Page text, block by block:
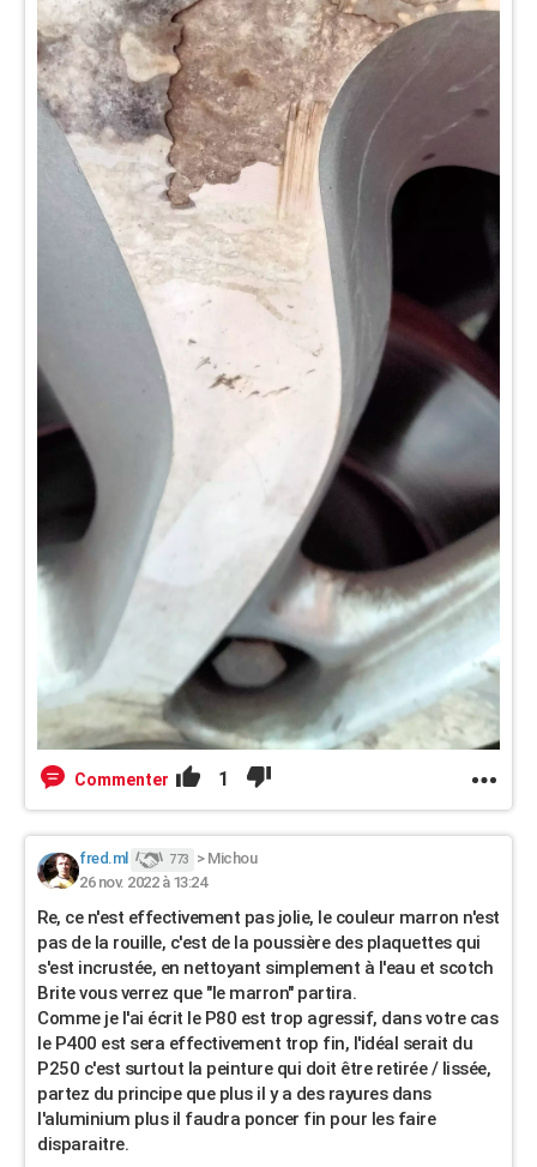
Commenter 1
fred.ml 773 > Michou
26 nov. 2022 à 13:24
Re, ce n'est effectivement pas jolie, le couleur marron n'est
pas de la rouille, c'est de la poussière des plaquettes qui
s'est incrustée, en nettoyant simplement à l'eau et scotch
Brite vous verrez que "le marron" partira.
Comme je l'ai écrit le P80 est trop agressif, dans votre cas
le P400 est sera effectivement trop fin, l'idéal serait du
P250 c'est surtout la peinture qui doit être retirée / lissée,
partez du principe que plus il y a des rayures dans
l'aluminium plus il faudra poncer fin pour les faire
disparaitre.